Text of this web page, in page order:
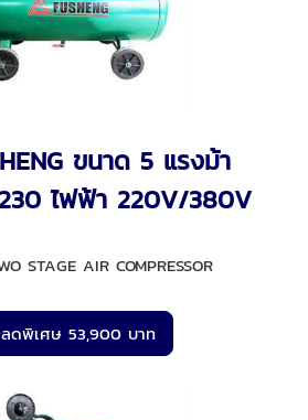
ขนาด 5 แรงม้า
ไฟฟ้า 220V/380V
STAGE AIR COMPRESSOR
ลดพิเศษ 53,900 บาท